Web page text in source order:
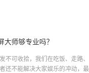
师够专业吗？
可收拾，我们在吃饭、走路
还不能解决大家娱乐的冲动，